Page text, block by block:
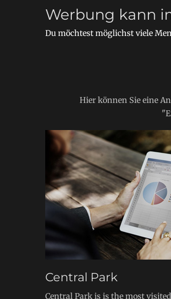
Werbung kann
Du möchtest möglichst viele
Hier können Sie eine
Central Park
Central Park is is the most